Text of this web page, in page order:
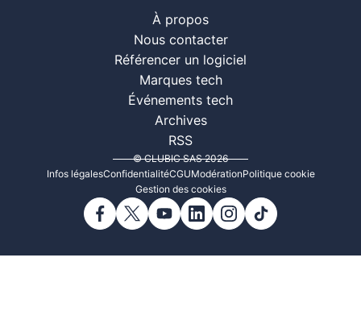
À propos
Nous contacter
Référencer un logiciel
Marques tech
Événements tech
Archives
RSS
© CLUBIC SAS 2026
Infos légalesConfidentialitéCGUModérationPolitique cookie
Gestion des cookies